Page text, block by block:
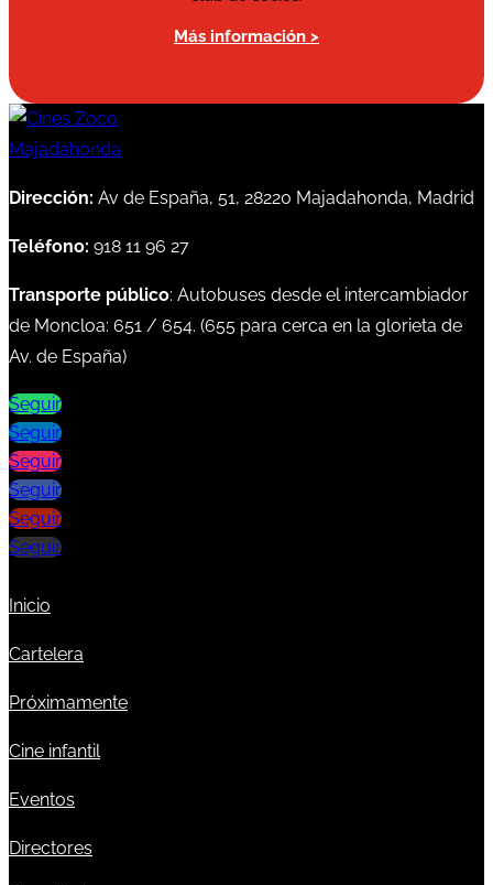
Más información >
Dirección: Av de España, 51, 28220 Majadahonda, Madrid
Teléfono: 918 11 96 27
Transporte público: Autobuses desde el intercambiador
de Moncloa: 651 / 654. (655 para cerca en la glorieta de
Av. de España)
Seguir
Seguir
Seguir
Seguir
Seguir
Seguir
Inicio
Cartelera
Próximamente
Cine infantil
Eventos
Directores